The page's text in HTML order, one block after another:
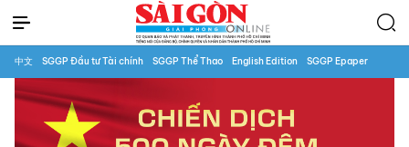
中文 SGGP Đầu tư Tài chính SGGP Thể Thao English Edition SGGP Epaper